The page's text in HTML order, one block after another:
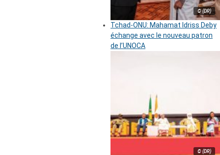
© (DR)
Tchad-ONU: Mahamat Idriss Deby
échange avec le nouveau patron
de l’UNOCA
© (DR)